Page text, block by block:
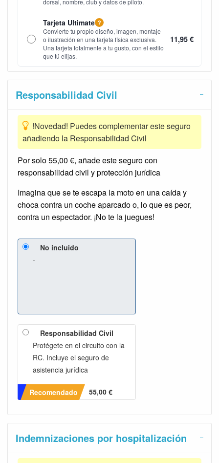
dorsal, nombre, club y datos de piloto.
Tarjeta Ultimate ?
Convierte tu propio diseño, imagen, montaje
o ilustración en una tarjeta física exclusiva.
Una tarjeta totalmente a tu gusto, con el estilo
que tú elijas.
11,95 €
Responsabilidad Civil
!Novedad! Puedes complementar este seguro
añadiendo la Responsabilidad Civil
Por solo 55,00 €, añade este seguro con
responsabilidad civil y protección jurídica
Imagina que se te escapa la moto en una caída y
choca contra un coche aparcado o, lo que es peor,
contra un espectador. ¡No te la juegues!
No incluido
-
Responsabilidad Civil
Protégete en el circuito con la
RC. Incluye el seguro de
asistencia jurídica
Recomendado 55,00 €
Indemnizaciones por hospitalización